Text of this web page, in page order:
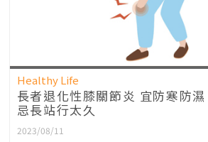
Healthy Life
長者退化性膝關節炎 宜防寒防
忌長站行太久
2023/08/11